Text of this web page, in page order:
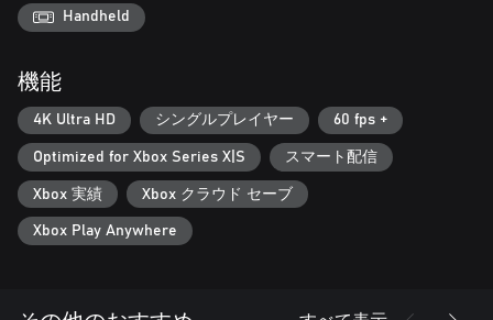
レア鉱物の特別アップグレードを含む、充実したアップグレー
ドシステムですべての装備を強化しよう。
NOSTRA.GAMESチームが贈る、新しい楽しいゲームをチェック
しよう。
あなたは真の深海に到達できるか？
Handheld
機能
4K Ultra HD シングルプレイヤー 60 fps +
Optimized for Xbox Series X|S スマート配信
Xbox 実績 Xbox クラウド セーブ
Xbox Play Anywhere